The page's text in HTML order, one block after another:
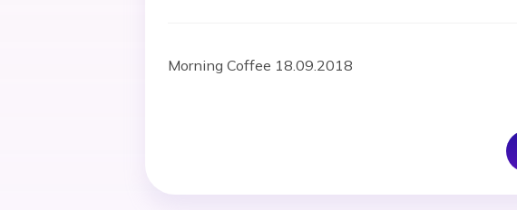
Morning Coffee 18.09.2018